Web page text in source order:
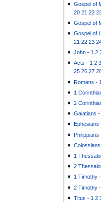
Gospel of
20 21 22
Gospel of
Gospel of
21 22 23
John - 1 2
Acts -1 2
25 26 27
Romans -
1
2
Galatians
Ephesians
Philippians
Colossians
1
2
1 Timothy
2 Timothy
Titus - 1 2